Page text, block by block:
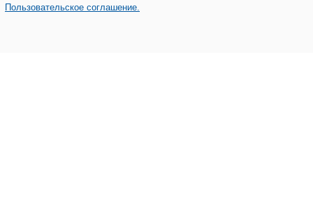
Пользовательское соглашение.